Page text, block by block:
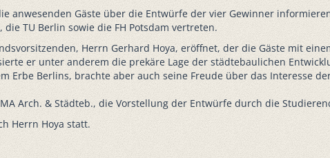
anwesenden Gäste über die Entwürfe der vier Gewinner
TU Berlin sowie die FH Potsdam vertreten.
Herrn Gerhard Hoya, eröffnet, der die Gäste mit
er unter anderem die prekäre Lage der städtebaulichen
Erbe Berlins, brachte aber auch seine Freude über das Interesse
Arch. & Städteb., die Vorstellung der Entwürfe durch die
Herrn Hoya statt.